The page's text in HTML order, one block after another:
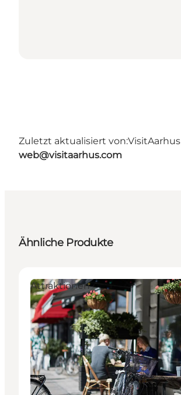
Zuletzt aktualisiert von:VisitAarhus
web@visitaarhus.com
Ähnliche Produkte
Attraktionen